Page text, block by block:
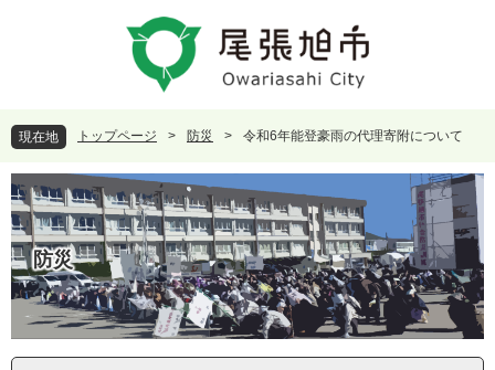
頭
で
す
。
飛
ば
し
て
本
文
へ
現在地 トップページ > 防災 > 令和6年能登豪雨の代理寄附について
防災